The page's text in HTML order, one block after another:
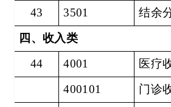
43
3501
结余
四、收入类
44
4001
医疗
400101
门诊